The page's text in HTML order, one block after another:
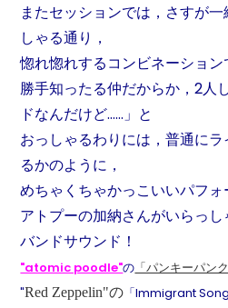
またセッションでは，さすが
しゃる通り，
惚れ惚れするコンビネーション
勝手知ったる仲だからか，2人
ドなんだけど……」と
おっしゃるわりには，普通に
るかのように，
めちゃくちゃかっこいいパフォ
アトプーの加納さんがいらっ
バンドサウンド！
"atomic poodle"の 「パンキーパン
"Red Zeppelin"の 「Immigrant Song